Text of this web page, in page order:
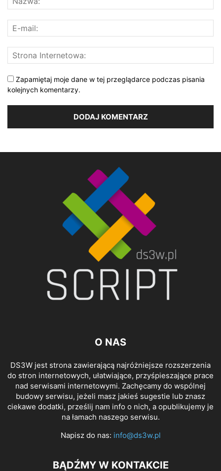
Zapamiętaj moje dane w tej przeglądarce podczas pisania
kolejnych komentarzy.
O NAS
DS3W jest strona zawierającą najróżniejsze rozszerzenia
do stron internetowych, ułatwiające, przyśpieszające prace
nad serwisami internetowymi. Zachęcamy do wspólnej
budowy serwisu, jeżeli masz jakieś sugestie lub znasz
ciekawe dodatki, prześlij nam info o nich, a opublikujemy je
na łamach naszego serwisu.
Napisz do nas: info@ds3w.pl
BĄDŹMY W KONTAKCIE